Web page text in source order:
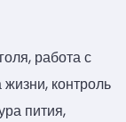
работа с
контроль
пития,